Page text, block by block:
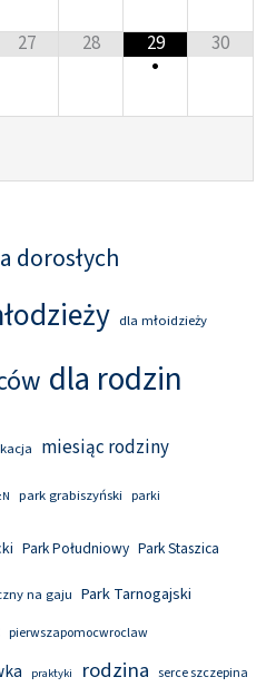
27 28
29
•
30
dorosłych
dla młoidzieży
dla rodzin
miesiąc rodziny
park grabiszyński parki
Park Południowy Park Staszica
na gaju Park Tarnogajski
pierwszapomocwroclaw
praktyki rodzina serce szczepina